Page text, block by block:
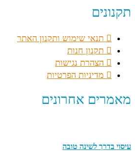
תקנונים
תנאי שימוש ותקנון האתר
תקנון חנות
הצהרת נגישות
מדיניות הפרטיות
מאמרים אחרונים
עיסוי בדרך לשינה טובה